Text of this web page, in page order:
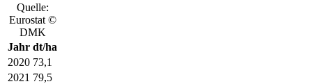
Quelle:
Eurostat ©
DMK
Jahr dt/ha
2020 73,1
2021 79,5